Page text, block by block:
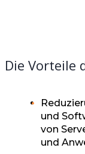
Die Vorteile
und
von
und